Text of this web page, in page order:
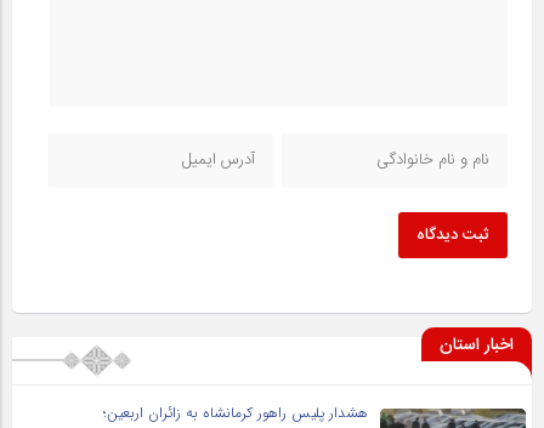
ثبت دیدگاه
اخبار استان
هشدار پلیس راهور کرمانشاه به زائران اربعین؛